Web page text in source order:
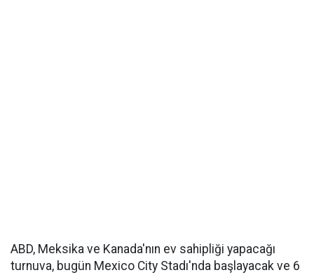
ABD, Meksika ve Kanada'nın ev sahipliği yapacağı
turnuva, bugün Mexico City Stadı'nda başlayacak ve 6